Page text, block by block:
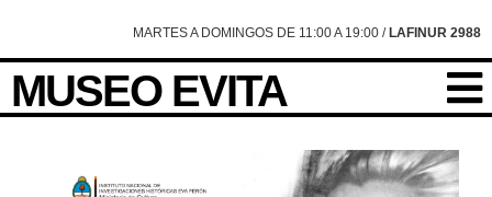
MARTES A DOMINGOS DE 11:00 A 19:00 / LAFINUR 2988
MUSEO EVITA